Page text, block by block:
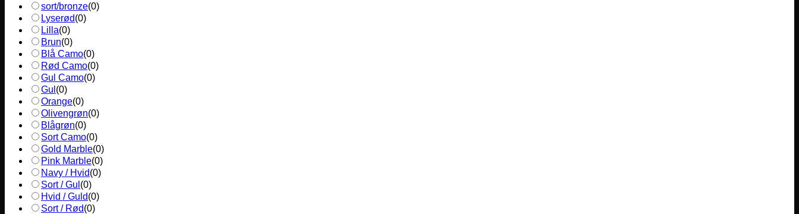
sort/bronze(0)
Lyserød(0)
Lilla(0)
Brun(0)
Blå Camo(0)
Rød Camo(0)
Gul Camo(0)
Gul (0)
Orange(0)
Olivengrøn(0)
Blågrøn(0)
Sort Camo(0)
Gold Marble(0)
Pink Marble(0)
Navy / Hvid(0)
Sort / Gul (0)
Hvid / Guld(0)
Sort / Rød(0)